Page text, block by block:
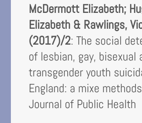
McDermott Elizabeth;
Elizabeth & Rawlings,
(2017)/2: The social
of lesbian, gay, bisexual
transgender youth
England: a mixe
Journal of Public Health